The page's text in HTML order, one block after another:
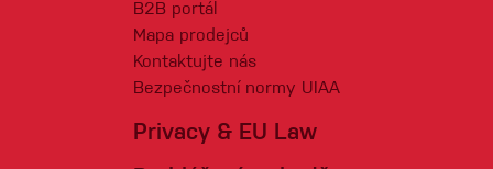
B2B portál
Mapa prodejců
Kontaktujte nás
Bezpečnostní normy UIAA
Privacy & EU Law